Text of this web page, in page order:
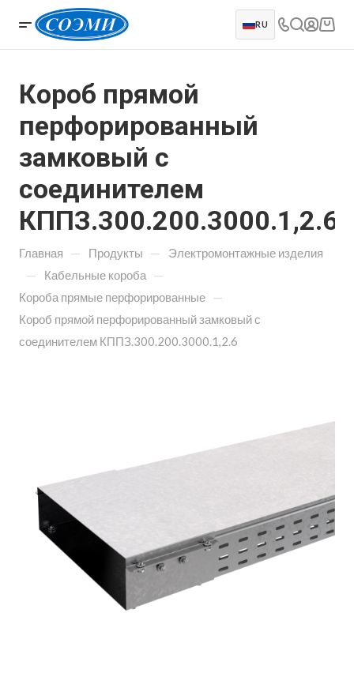
RU
Короб прямой
перфорированный
замковый с
соединителем
КППЗ.300.200.3000.1,2.6
Главная — Продукты — Электромонтажные изделия
— Кабельные короба —
Короба прямые перфорированные —
Короб прямой перфорированный замковый с
соединителем КППЗ.300.200.3000.1,2.6